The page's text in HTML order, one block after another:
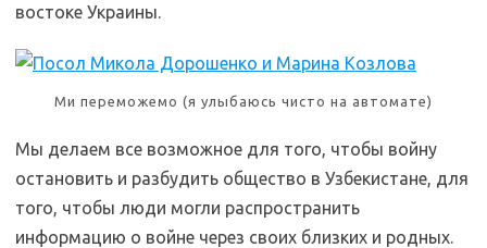
востоке Украины.
Ми переможемо (я улыбаюсь чисто на автомате)
Мы делаем все возможное для того, чтобы войну
остановить и разбудить общество в Узбекистане, для
того, чтобы люди могли распространить
информацию о войне через своих близких и родных.